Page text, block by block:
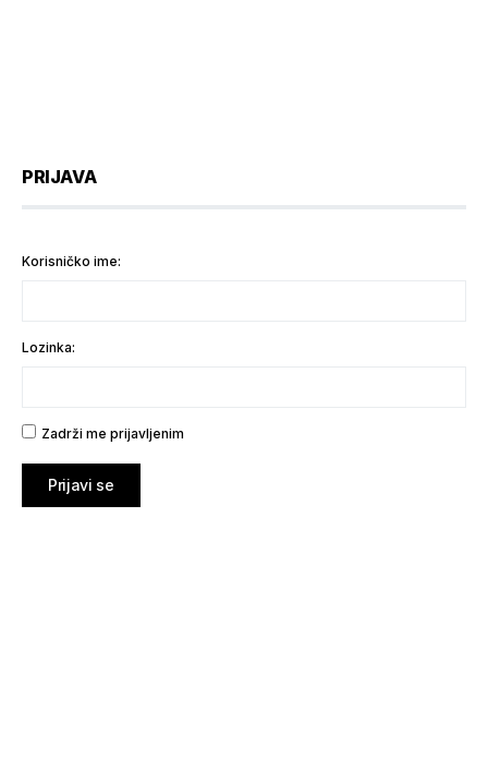
PRIJAVA
Korisničko ime:
Lozinka:
Zadrži me prijavljenim
Prijavi se